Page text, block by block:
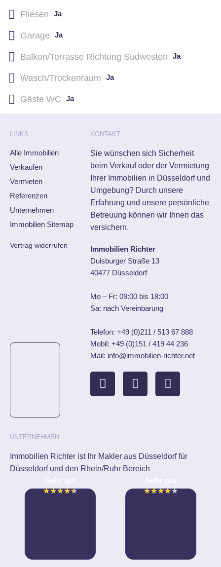
Fliesen Ja
Garage Ja
Balkon/Terrasse Richtung Südwesten Ja
Wasch/Trockenraum Ja
Gäste WC Ja
LINKS
Alle Immobilien
Verkaufen
Vermieten
Referenzen
Unternehmen
Immobilien Sitemap
Vertrag widerrufen
KONTAKT
Sie wünschen sich Sicherheit
beim Verkauf oder der Vermietung
Ihrer Immobilien in Düsseldorf und
Umgebung? Durch unsere
Erfahrung und unsere persönliche
Betreuung können wir Ihnen das
versichern.
Immobilien Richter
Duisburger Straße 13
40477 Düsseldorf
Mo – Fr: 09:00 bis 18:00
Sa: nach Vereinbarung
Telefon:+49 (0)211 / 513 67 888
Mobil:+49 (0)151 / 419 44 236
Mail: info@immobilien-richter.net
UNTERNEHMEN
Immobilien Richter ist Ihr Makler aus Düsseldorf für
Düsseldorf und den Rhein/Ruhr Bereich
★★★★★
★★★★★